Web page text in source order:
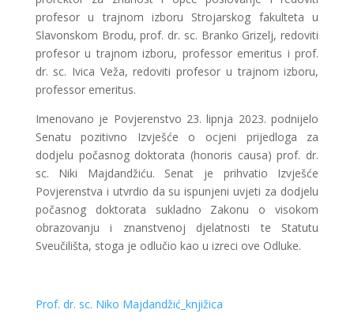
profesor u trajnom izboru Strojarskog fakulteta u
Slavonskom Brodu, prof. dr. sc. Branko Grizelj, redoviti
profesor u trajnom izboru, professor emeritus i prof.
dr. sc. Ivica Veža, redoviti profesor u trajnom izboru,
professor emeritus.
Imenovano je Povjerenstvo 23. lipnja 2023. podnijelo
Senatu pozitivno Izvješće o ocjeni prijedloga za
dodjelu počasnog doktorata (honoris causa) prof. dr.
sc. Niki Majdandžiću. Senat je prihvatio Izvješće
Povjerenstva i utvrdio da su ispunjeni uvjeti za dodjelu
počasnog doktorata sukladno Zakonu o visokom
obrazovanju i znanstvenoj djelatnosti te Statutu
Sveučilišta, stoga je odlučio kao u izreci ove Odluke.
Prof. dr. sc. Niko Majdandžić_knjižica